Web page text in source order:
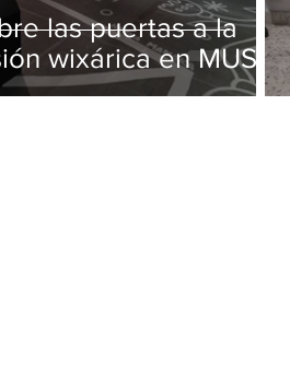
las puertas a la
wixárica en MUSA